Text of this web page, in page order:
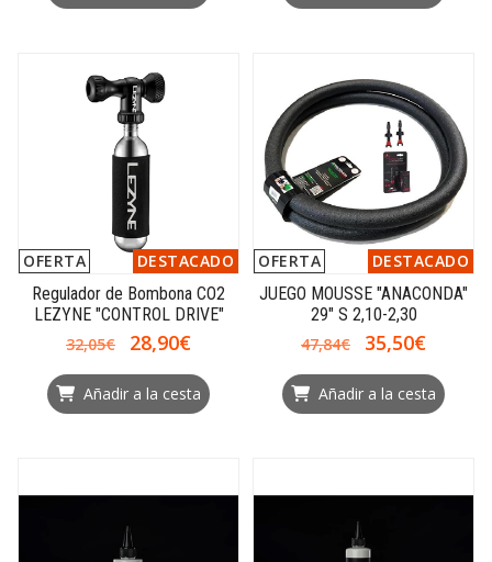
OFERTA
DESTACADO
Regulador de Bombona CO2
LEZYNE "CONTROL DRIVE"
32,05€
28,90€
Añadir a la cesta
OFERTA
DESTACADO
JUEGO MOUSSE "ANACONDA"
29" S 2,10-2,30
47,84€
35,50€
Añadir a la cesta